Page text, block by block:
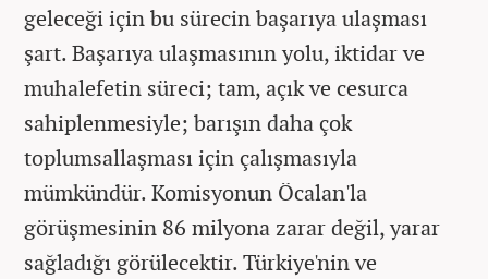
geleceği için bu sürecin başarıya ulaşması
şart. Başarıya ulaşmasının yolu, iktidar ve
muhalefetin süreci; tam, açık ve cesurca
sahiplenmesiyle; barışın daha çok
toplumsallaşması için çalışmasıyla
mümkündür. Komisyonun Öcalan'la
görüşmesinin 86 milyona zarar değil, yarar
sağladığı görülecektir. Türkiye'nin ve